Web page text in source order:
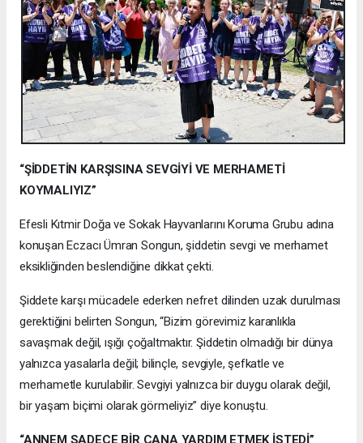
“ŞİDDETİN KARŞISINA SEVGİYİ VE MERHAMETİ
KOYMALIYIZ”
Efesli Kıtmir Doğa ve Sokak Hayvanlarını Koruma Grubu adına
konuşan Eczacı Ümran Songun, şiddetin sevgi ve merhamet
eksikliğinden beslendiğine dikkat çekti.
Şiddete karşı mücadele ederken nefret dilinden uzak durulması
gerektiğini belirten Songun, “Bizim görevimiz karanlıkla
savaşmak değil, ışığı çoğaltmaktır. Şiddetin olmadığı bir dünya
yalnızca yasalarla değil; bilinçle, sevgiyle, şefkatle ve
merhametle kurulabilir. Sevgiyi yalnızca bir duygu olarak değil,
bir yaşam biçimi olarak görmeliyiz” diye konuştu.
“ANNEM SADECE BİR CANA YARDIM ETMEK İSTEDİ”